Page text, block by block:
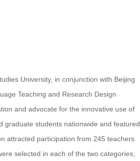
University, in conjunction with Beijing
Teaching and Research Design
and advocate for the innovative use of
graduate students nationwide and featured
attracted participation from 245 teachers
selected in each of the two categories,